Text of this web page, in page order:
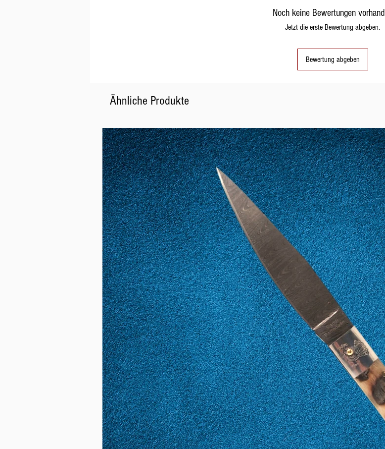
Noch keine Bewertungen
Jetzt die erste Bewertung abgeben.
Bewertung abgeben
Ähnliche Produkte